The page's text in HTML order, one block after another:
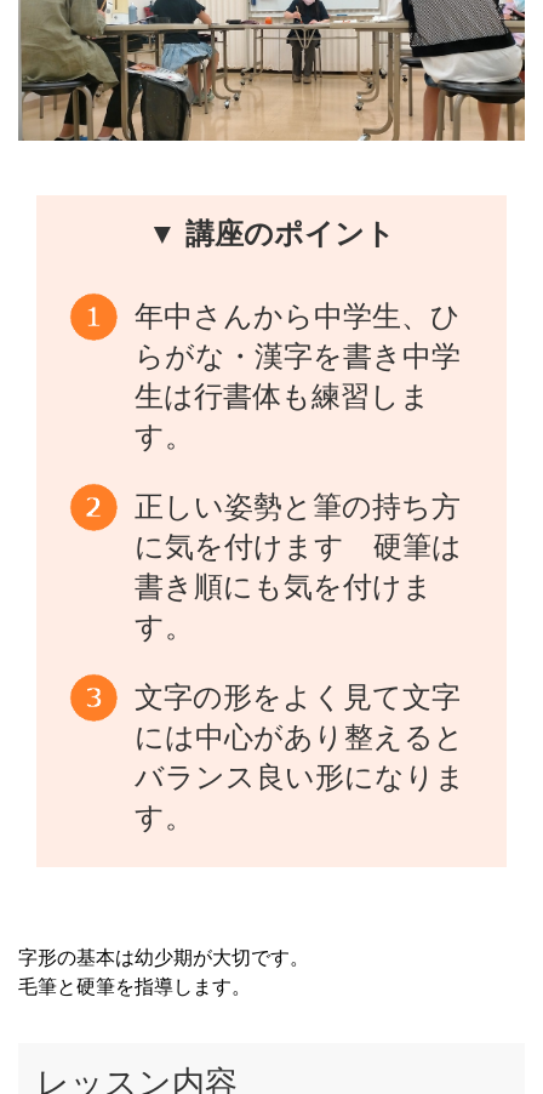
▼ 講座のポイント
年中さんから中学生、ひ
らがな・漢字を書き中学
生は行書体も練習しま
す。
正しい姿勢と筆の持ち方
に気を付けます 硬筆は
書き順にも気を付けま
す。
文字の形をよく見て文字
には中心があり整えると
バランス良い形になりま
す。
字形の基本は幼少期が大切です。
毛筆と硬筆を指導します。
レッスン内容